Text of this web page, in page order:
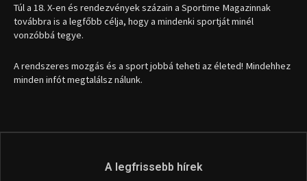
Túl a 18. X-en és rendezvények százain a Sportime Magazinnak
továbbra is a legfőbb célja, hogy a mindenki sportját minél
vonzóbbá tegye.
A rendszeres mozgás és a sport jobbá teheti az életed! Mindehhez
minden infót megtalálsz nálunk.
A legfrissebb hírek